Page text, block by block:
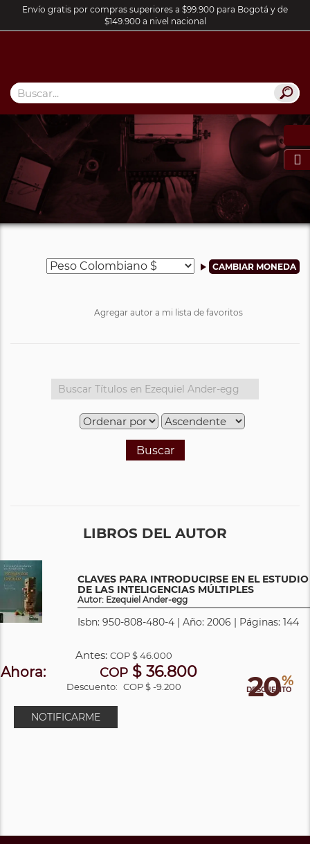
Envío gratis por compras superiores a $99.900 para Bogotá y de
$149.900 a nivel nacional

Agregar autor a mi lista de favoritos
Buscar
LIBROS DEL AUTOR
CLAVES PARA INTRODUCIRSE EN EL ESTUDIO
DE LAS INTELIGENCIAS MÚLTIPLES
Autor: Ezequiel Ander-egg
Isbn: 950-808-480-4 | Año: 2006 | Páginas: 144
20%
DESCUENTO
Antes:COP$ 46.000
Ahora: COP$ 36.800
Descuento: COP $ -9.200
NOTIFICARME